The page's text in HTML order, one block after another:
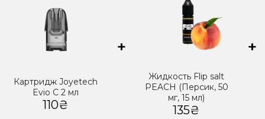
Картридж Joyetech
Evio C 2 мл
110₴
+
Жидкость Flip salt
PEACH (Персик, 50
мг, 15 мл)
135₴
+